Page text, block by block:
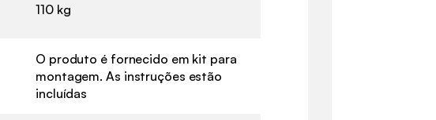
110 kg
O produto é fornecido em kit para
montagem. As instruções estão
incluídas